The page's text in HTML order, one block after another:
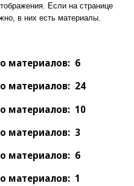
Если на странице
в них есть материалы.
материалов: 6
материалов: 24
материалов: 10
материалов: 3
материалов: 6
материалов: 1